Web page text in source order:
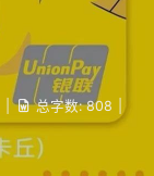
总字数: 808